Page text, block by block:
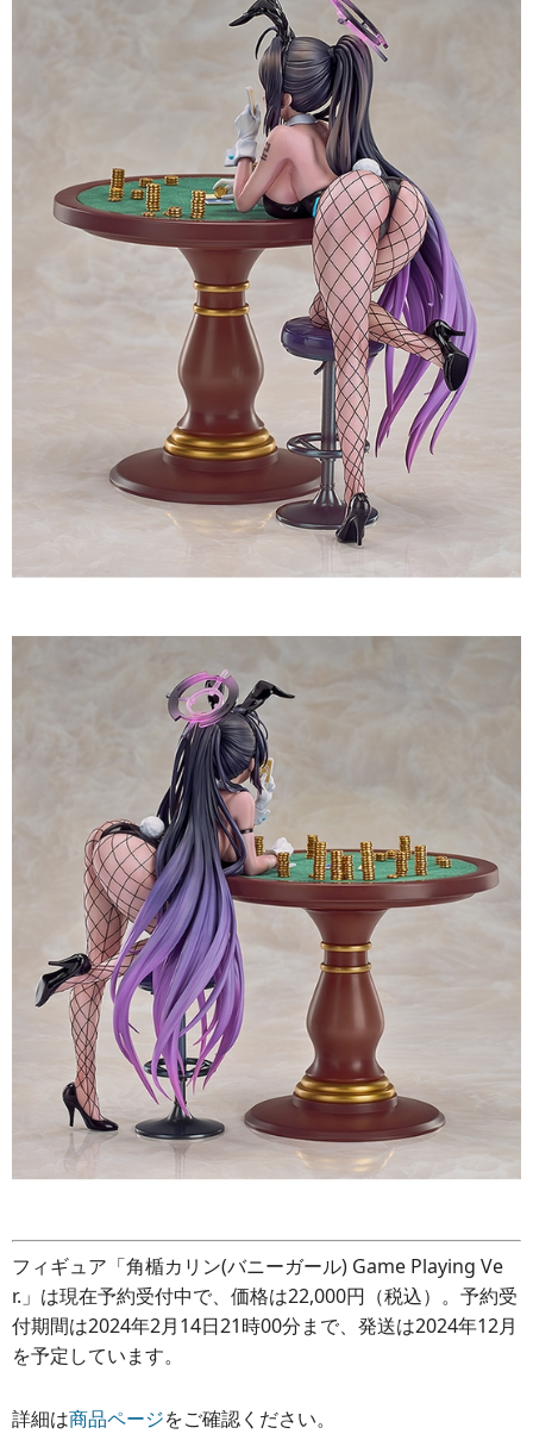
フィギュア「角楯カリン(バニーガール) Game Playing Ve
r.」は現在予約受付中で、価格は22,000円（税込）。予約受
付期間は2024年2月14日21時00分まで、発送は2024年12月
を予定しています。
詳細は商品ページをご確認ください。